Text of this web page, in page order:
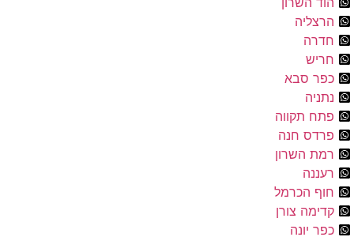
הרצליה
חדרה
חריש
כפר סבא
נתניה
פתח תקווה
פרדס חנה
רמת השרון
רעננה
חוף הכרמל
קדימה צורן
כפר יונה